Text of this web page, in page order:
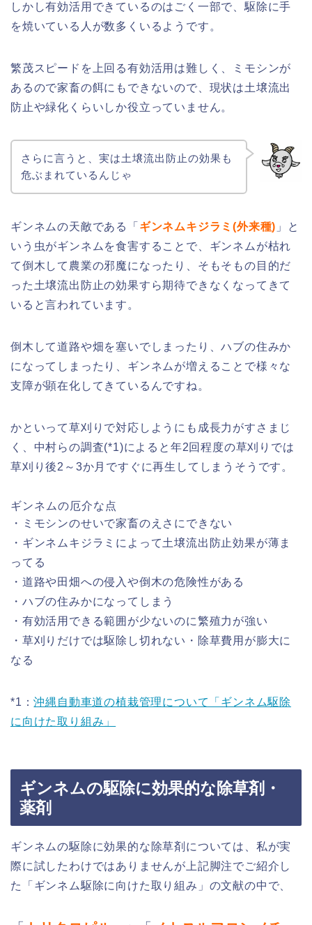
しかし有効活用できているのはごく一部で、駆除に手
を焼いている人が数多くいるようです。
繁茂スピードを上回る有効活用は難しく、ミモシンが
あるので家畜の餌にもできないので、現状は土壌流出
防止や緑化くらいしか役立っていません。
さらに言うと、実は土壌流出防止の効果も
危ぶまれているんじゃ
ギンネムの天敵である「 ギンネムキジラミ(外来種) 」と
いう虫がギンネムを食害することで、ギンネムが枯れ
て倒木して農業の邪魔になったり、そもそもの目的だ
った土壌流出防止の効果すら期待できなくなってきて
いると言われています。
倒木して道路や畑を塞いでしまったり、ハブの住みか
になってしまったり、ギンネムが増えることで様々な
支障が顕在化してきているんですね。
かといって草刈りで対応しようにも成長力がすさまじ
く、中村らの調査(*1)によると年2回程度の草刈りでは
草刈り後2～3か月ですぐに再生してしまうそうです。
ギンネムの厄介な点
・ミモシンのせいで家畜のえさにできない
・ギンネムキジラミによって土壌流出防止効果が薄ま
ってる
・道路や田畑への侵入や倒木の危険性がある
・ハブの住みかになってしまう
・有効活用できる範囲が少ないのに繁殖力が強い
・草刈りだけでは駆除し切れない・除草費用が膨大に
なる
*1：沖縄自動車道の植栽管理について「ギンネム駆除
に向けた取り組み」
ギンネムの駆除に効果的な除草剤・
薬剤
ギンネムの駆除に効果的な除草剤については、私が実
際に試したわけではありませんが上記脚注でご紹介し
た「ギンネム駆除に向けた取り組み」の文献の中で、